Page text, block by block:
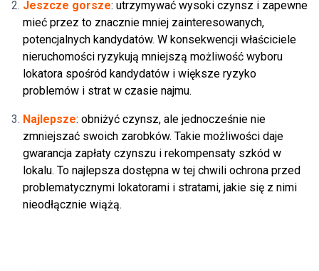
Jeszcze gorsze: utrzymywać wysoki czynsz i zapewne
mieć przez to znacznie mniej zainteresowanych,
potencjalnych kandydatów. W konsekwencji właściciele
nieruchomości ryzykują mniejszą możliwość wyboru
lokatora spośród kandydatów i większe ryzyko
problemów i strat w czasie najmu.
Najlepsze: obniżyć czynsz, ale jednocześnie nie
zmniejszać swoich zarobków. Takie możliwości daje
gwarancja zapłaty czynszu i rekompensaty szkód w
lokalu. To najlepsza dostępna w tej chwili ochrona przed
problematycznymi lokatorami i stratami, jakie się z nimi
nieodłącznie wiążą.